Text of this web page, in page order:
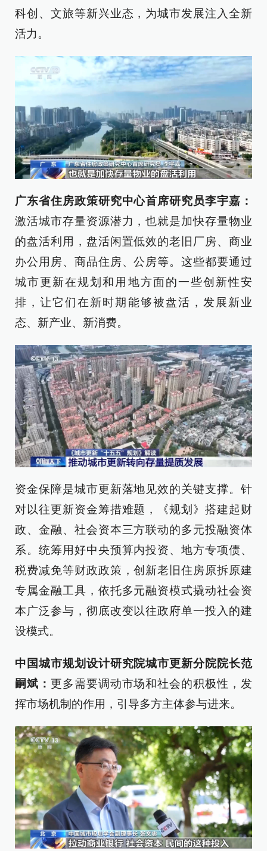
科创、文旅等新兴业态，为城市发展注入全新
活力。
广东省住房政策研究中心首席研究员李宇嘉：
激活城市存量资源潜力，也就是加快存量物业
的盘活利用，盘活闲置低效的老旧厂房、商业
办公用房、商品住房、公房等。这些都要通过
城市更新在规划和用地方面的一些创新性安
排，让它们在新时期能够被盘活，发展新业
态、新产业、新消费。
资金保障是城市更新落地见效的关键支撑。针
对以往更新资金筹措难题，《规划》搭建起财
政、金融、社会资本三方联动的多元投融资体
系。统筹用好中央预算内投资、地方专项债、
税费减免等财政政策，创新老旧住房原拆原建
专属金融工具，依托多元融资模式撬动社会资
本广泛参与，彻底改变以往政府单一投入的建
设模式。
中国城市规划设计研究院城市更新分院院长范
嗣斌： 更多需要调动市场和社会的积极性，发
挥市场机制的作用，引导多方主体参与进来。